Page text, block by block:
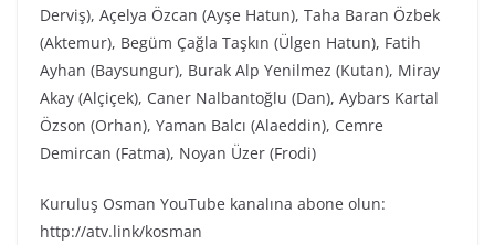
Derviş), Açelya Özcan (Ayşe Hatun), Taha Baran Özbek
(Aktemur), Begüm Çağla Taşkın (Ülgen Hatun), Fatih
Ayhan (Baysungur), Burak Alp Yenilmez (Kutan), Miray
Akay (Alçiçek), Caner Nalbantoğlu (Dan), Aybars Kartal
Özson (Orhan), Yaman Balcı (Alaeddin), Cemre
Demircan (Fatma), Noyan Üzer (Frodi)
Kuruluş Osman YouTube kanalına abone olun:
http://atv.link/kosman